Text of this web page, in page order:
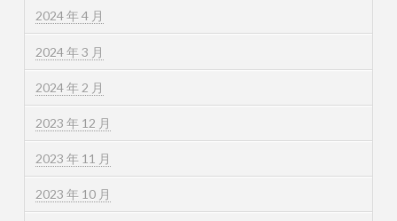
2024 年 4 月
2024 年 3 月
2024 年 2 月
2023 年 12 月
2023 年 11 月
2023 年 10 月